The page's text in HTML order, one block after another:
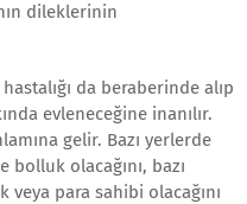
dileklerinin
da beraberinde alıp
evleneceğine inanılır.
gelir. Bazı yerlerde
olacağını, bazı
veya para sahibi olacağını